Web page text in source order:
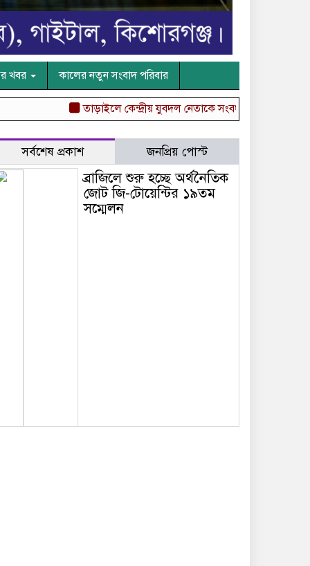
খবর কালের নতুন সংবাদ পরিবার
তাড়াইলে কেন্দ্রীয় যুবদল নেতাকে সংবর্ধনা “বস্তুনিষ্ঠ
সর্বশেষ প্রকাশ জনপ্রিয় পোস্ট
ব্রাজিলে শুরু হচ্ছে অর্থনৈতিক
জোট জি-টোয়েন্টির ১৯তম
সম্মেলন